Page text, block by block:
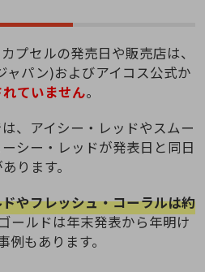
プセルの発売日や販売店は、
ャパン)およびアイコス公式か
ていません。
、アイシー・レッドやスムー
シー・レッドが発表日と同日
ります。
やフレッシュ・コーラルは約
ールドは年末発表から年明け
もあります。